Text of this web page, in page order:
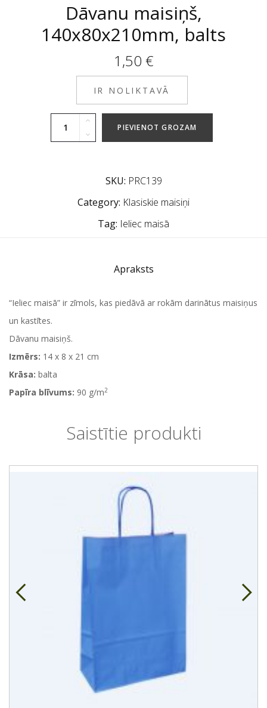
Dāvanu maisiņš,
140x80x210mm, balts
1,50 €
IR NOLIKTAVĀ
PIEVIENOT GROZAM
SKU: PRC139
Category: Klasiskie maisiņi
Tag: Ieliec maisā
Apraksts
“Ieliec maisā” ir zīmols, kas piedāvā ar rokām darinātus maisiņus
un kastītes.
Dāvanu maisiņš.
Izmērs: 14 x 8 x 21 cm
Krāsa: balta
Papīra blīvums: 90 g/m2
Saistītie produkti